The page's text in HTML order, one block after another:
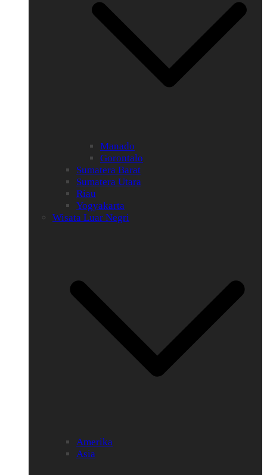
Manado
Gorontalo
Sumatera Barat
Sumatera Utara
Riau
Yogyakarta
Wisata Luar Negri
Amerika
Asia